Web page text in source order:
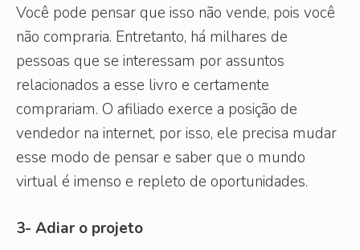
Você pode pensar que isso não vende, pois você
não compraria. Entretanto, há milhares de
pessoas que se interessam por assuntos
relacionados a esse livro e certamente
comprariam. O afiliado exerce a posição de
vendedor na internet, por isso, ele precisa mudar
esse modo de pensar e saber que o mundo
virtual é imenso e repleto de oportunidades.
3- Adiar o projeto